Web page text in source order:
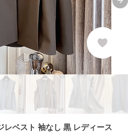
レベスト 袖なし 黒 レディース